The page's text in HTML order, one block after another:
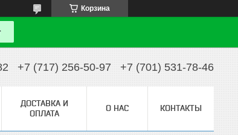
Корзина
+7 (717) 256-50-97 +7 (701) 531-78-46
ДОСТАВКА И
ОПЛАТА
О НАС КОНТАКТЫ